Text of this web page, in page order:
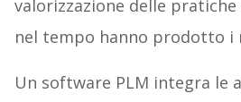
valorizzazione delle
nel tempo hanno prodotto
Un software PLM integra le